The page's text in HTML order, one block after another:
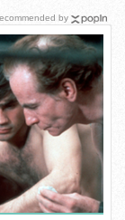
by